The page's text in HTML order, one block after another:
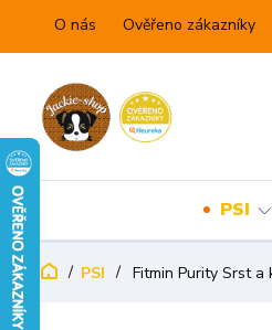
O nás Ověřeno zákazníky
PSI
PSI Fitmin Purity Srst a